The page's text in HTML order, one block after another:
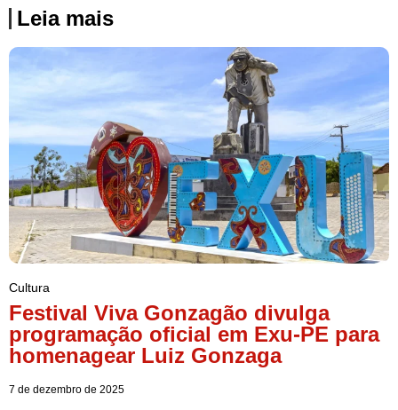
Leia mais
Cultura
Festival Viva Gonzagão divulga
programação oficial em Exu-PE para
homenagear Luiz Gonzaga
7 de dezembro de 2025